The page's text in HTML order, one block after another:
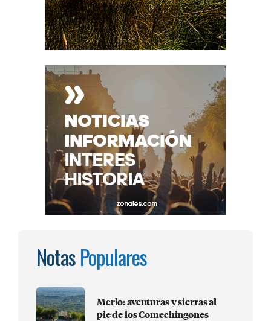
NotasPopulares
Merlo: aventuras y sierras al
pie de los Comechingones